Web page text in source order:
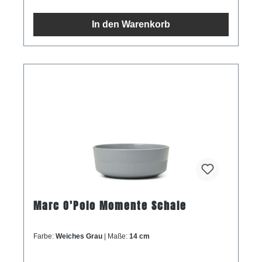
In den Warenkorb
Marc O'Polo Momente Schale
Farbe: Weiches Grau | Maße: 14 cm